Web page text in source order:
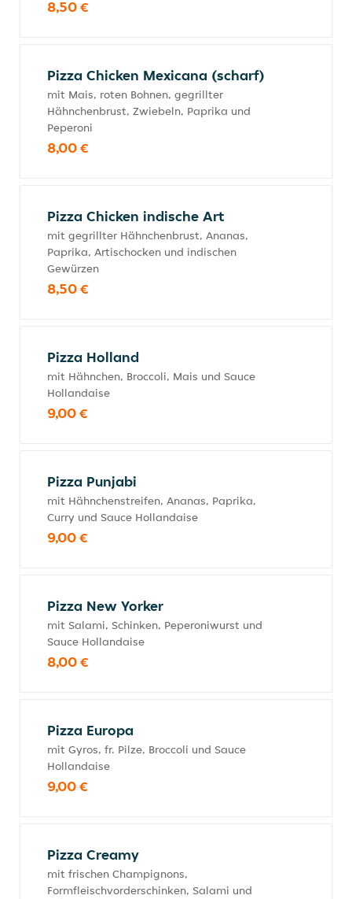
8,50 €
Pizza Chicken Mexicana (scharf)
mit Mais, roten Bohnen, gegrillter
Hähnchenbrust, Zwiebeln, Paprika und
Peperoni
8,00 €
Pizza Chicken indische Art
mit gegrillter Hähnchenbrust, Ananas,
Paprika, Artischocken und indischen
Gewürzen
8,50 €
Pizza Holland
mit Hähnchen, Broccoli, Mais und Sauce
Hollandaise
9,00 €
Pizza Punjabi
mit Hähnchenstreifen, Ananas, Paprika,
Curry und Sauce Hollandaise
9,00 €
Pizza New Yorker
mit Salami, Schinken, Peperoniwurst und
Sauce Hollandaise
8,00 €
Pizza Europa
mit Gyros, fr. Pilze, Broccoli und Sauce
Hollandaise
9,00 €
Pizza Creamy
mit frischen Champignons,
Formfleischvorderschinken, Salami und